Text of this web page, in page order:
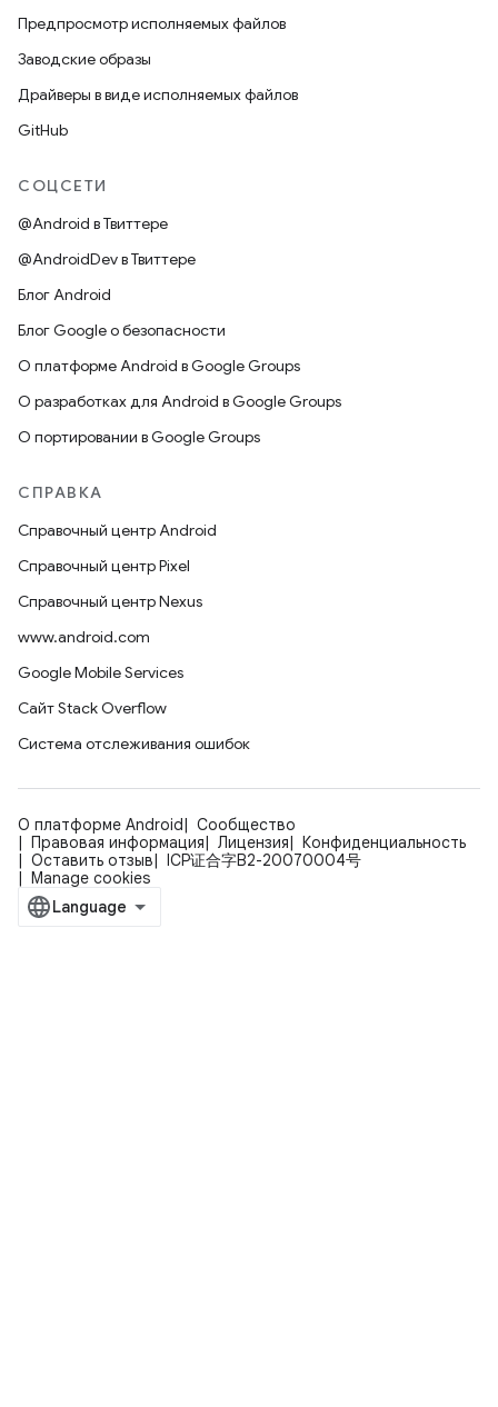
Предпросмотр исполняемых файлов
Заводские образы
Драйверы в виде исполняемых файлов
GitHub
СОЦСЕТИ
@Android в Твиттере
@AndroidDev в Твиттере
Блог Android
Блог Google о безопасности
О платформе Android в Google Groups
О разработках для Android в Google Groups
О портировании в Google Groups
СПРАВКА
Справочный центр Android
Справочный центр Pixel
Справочный центр Nexus
www.android.com
Google Mobile Services
Сайт Stack Overflow
Система отслеживания ошибок
О платформе Android
Сообщество
Правовая информация
Лицензия
Конфиденциальность
Оставить отзыв
ICP证合字B2-20070004号
Manage cookies